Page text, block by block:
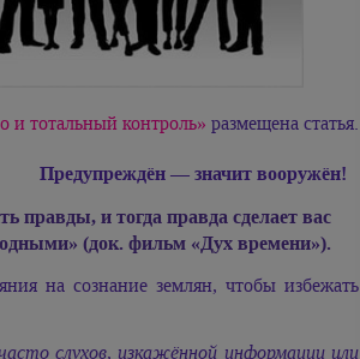
и тотальный контроль» размещена статья.
Предупреждён — значит вооружён!
правды, и тогда правда сделает вас
(док. фильм «Дух времени»).
на сознание землян, чтобы избежать
слухов, изкажённой информации или